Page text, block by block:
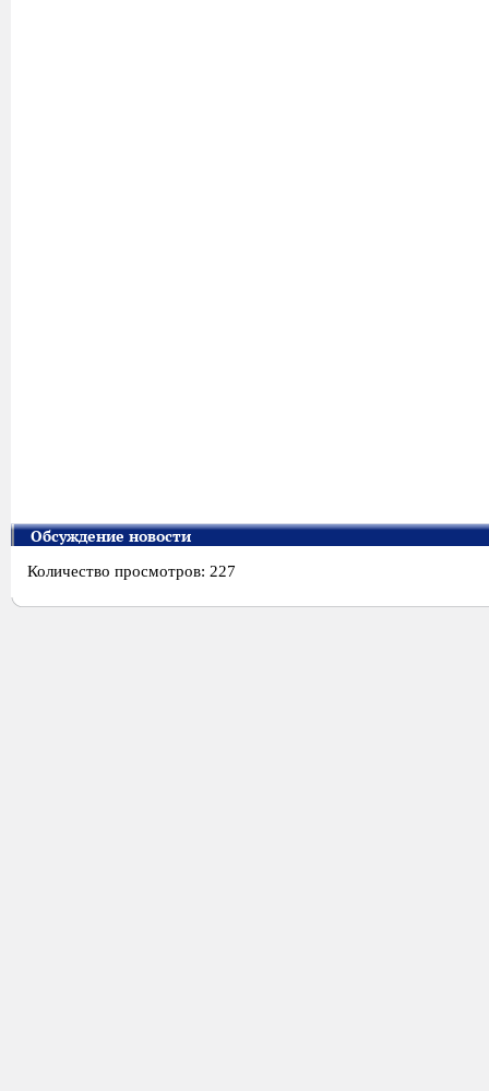
Обсуждение новости
Количество просмотров: 227